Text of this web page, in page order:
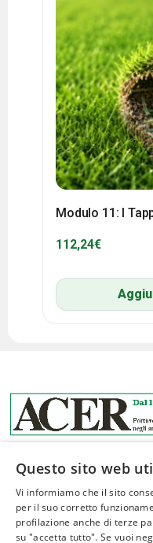
Modulo 11: I
112,24€
ASSOVERDE
Questo sito web
Vi informiamo che il sito
per il suo corretto
profilazione anche di terze
su "accetta tutto". Se vuoi